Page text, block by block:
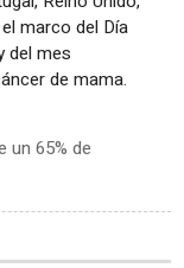
marco del Día
del mes
de mama.
un 65% de